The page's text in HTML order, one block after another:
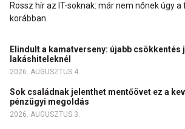
Rossz hír az IT-soknak: már nem nőnek úgy
korábban.
Elindult a kamatverseny: újabb csökkentés
lakáshiteleknél
2026. AUGUSZTUS 4.
Sok családnak jelenthet mentőövet ez a
pénzügyi megoldás
2026. AUGUSZTUS 3.